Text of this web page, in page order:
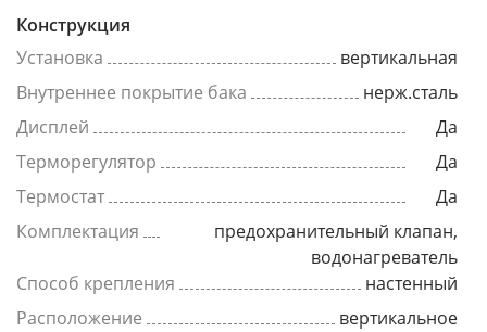
Конструкция
Установка
вертикальная
Внутреннее покрытие бака
нерж.сталь
Дисплей
Да
Терморегулятор
Да
Термостат
Да
Комплектация
предохранительный клапан,
водонагреватель
Способ крепления
настенный
Расположение
вертикальное